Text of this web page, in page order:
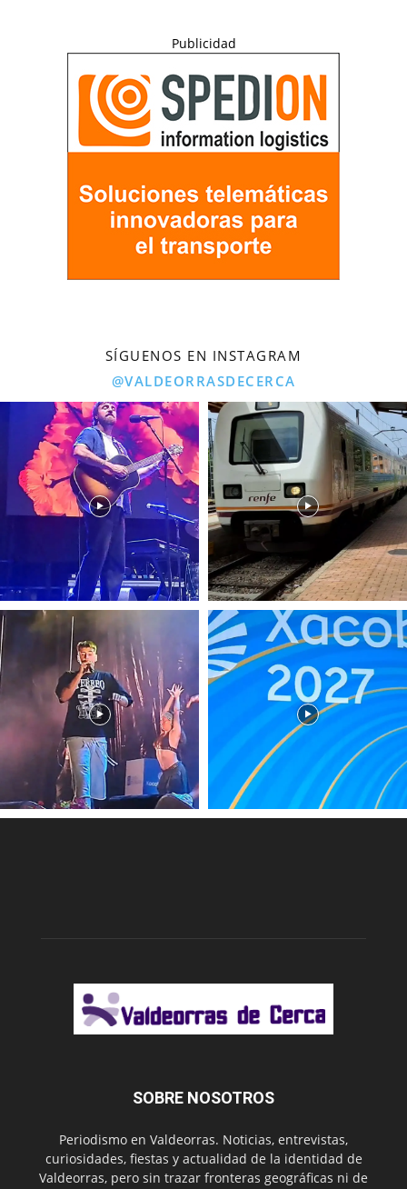
Publicidad
SÍGUENOS EN INSTAGRAM
@VALDEORRASDECERCA
SOBRE NOSOTROS
Periodismo en Valdeorras. Noticias, entrevistas,
curiosidades, fiestas y actualidad de la identidad de
Valdeorras, pero sin trazar fronteras geográficas ni de